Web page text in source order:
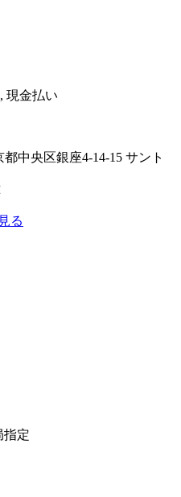
現金払い
都中央区銀座4-14-15 サント
る
指定